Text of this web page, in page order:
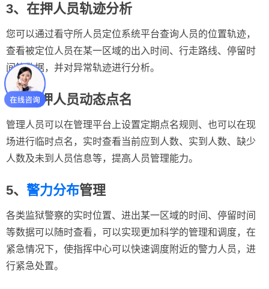
3、在押人员轨迹分析
您可以通过看守所人员定位系统平台查询人员的位置轨迹，
查看被定位人员在某一区域的出入时间、行走路线、停留时
间等数据，并对异常轨迹进行分析。
4、在押人员动态点名
管理人员可以在管理平台上设置定期点名规则、也可以在现
场进行临时点名，实时查看当前应到人数、实到人数、缺少
人数及未到人员信息等，提高人员管理能力。
5、 警力分布管理
各类监狱警察的实时位置、进出某一区域的时间、停留时间
等数据可以随时查看，可以实现更加科学的管理和调度，在
紧急情况下，使指挥中心可以快速调度附近的警力人员，进
行紧急处置。